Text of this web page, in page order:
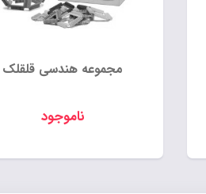
مجموعه هندسی قلقلک
ناموجود